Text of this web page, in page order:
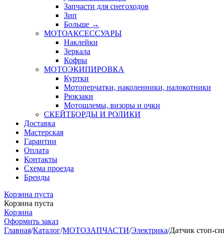
Запчасти для снегоходов
Зип
Больше →
МОТОАКСЕССУАРЫ
Наклейки
Зеркала
Кофры
МОТОЭКИПИРОВКА
Куртки
Мотоперчатки, наколенники, налокотники
Рюкзаки
Мотошлемы, визоры и очки
СКЕЙТБОРДЫ И РОЛИКИ
Доставка
Мастерская
Гарантии
Оплата
Контакты
Схема проезда
Бренды
Корзина пуста
Корзина пуста
Корзина
Оформить заказ
Главная/Каталог/МОТОЗАПЧАСТИ/Электрика/Датчик стоп-